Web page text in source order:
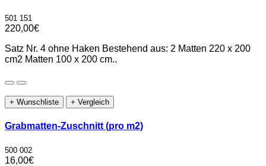
501 151
220,00€
Satz Nr. 4 ohne Haken Bestehend aus: 2 Matten 220 x 200
cm2 Matten 100 x 200 cm..
+ Wunschliste + Vergleich
Grabmatten-Zuschnitt (pro m2)
500 002
16,00€